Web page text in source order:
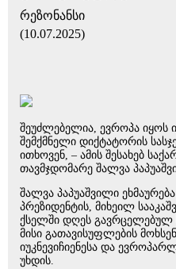
რეზონანსი
(10.07.2025)
შეუძლებელია, ევროპა იყოს
შემქმნელი დიქტატორის
ითხოვენ, – ამის შესახებ
თავმჯდომარე შალვა
შალვა პაპუაშვილი
პრეზიდენტის, მიხეილ
ქსელში დღეს გავრცელებულ
მისი გათავისუფლების
იუკნევიჩიენესა და
უხდის.